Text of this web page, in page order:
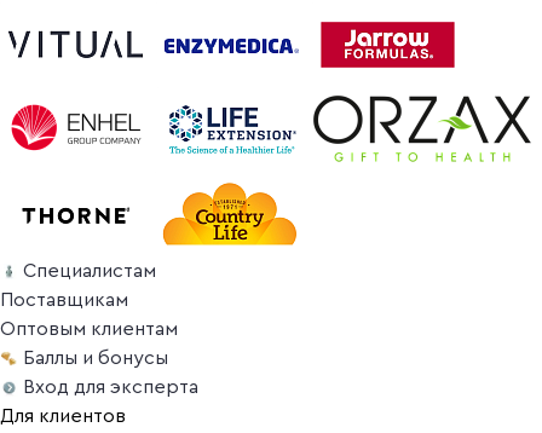
Специалистам
Поставщикам
Оптовым клиентам
Баллы и бонусы
Вход для эксперта
Для клиентов